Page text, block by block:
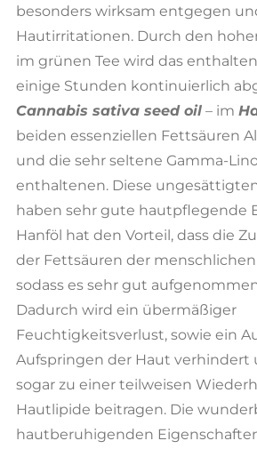
besonders wirksam entgegen
Hautirritationen. Durch den
im grünen Tee wird das
einige Stunden kontinuierlich
Cannabis sativa seed oil – im
beiden essenziellen Fettsäuren
und die sehr seltene Gamma-
enthaltenen. Diese
haben sehr gute hautpflegende
Hanföl hat den Vorteil, dass die
der Fettsäuren der
sodass es sehr gut
Dadurch wird ein übermäßiger
Feuchtigkeitsverlust, sowie ein
Aufspringen der Haut verhindert
sogar zu einer teilweisen
Hautlipide beitragen. Die
hautberuhigenden